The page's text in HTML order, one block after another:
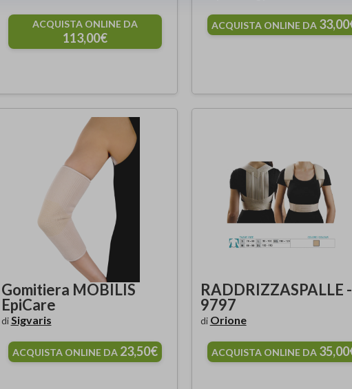
ACQUISTA ONLINE DA
113,00€
ACQUISTA ONLINE DA
Gomitiera MOBILIS
EpiCare
diSigvaris
ACQUISTA ONLINE DA 23,50€
RADDRIZZASPALLE -
9797
di Orione
ACQUISTA ONLINE DA